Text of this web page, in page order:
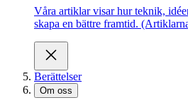
Våra artiklar visar hur teknik,
skapa en bättre framtid.
Berättelser
Om oss